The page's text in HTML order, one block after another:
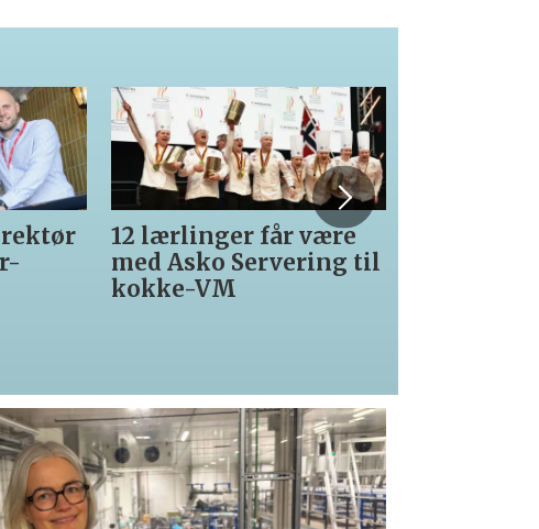
12 lærlinger får være
med Asko Servering til
kokke-VM